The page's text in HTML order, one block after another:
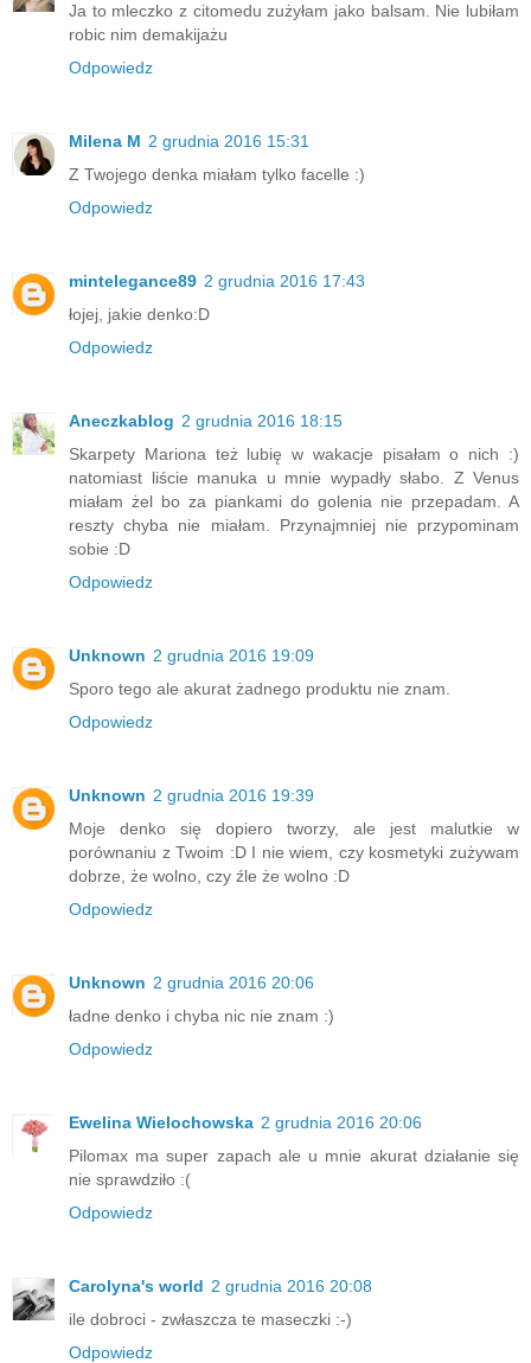
Ja to mleczko z citomedu zużyłam jako balsam. Nie lubiłam
robic nim demakijażu
Odpowiedz
Milena M 2 grudnia 2016 15:31
Z Twojego denka miałam tylko facelle :)
Odpowiedz
mintelegance89 2 grudnia 2016 17:43
łojej, jakie denko:D
Odpowiedz
Aneczkablog 2 grudnia 2016 18:15
Skarpety Mariona też lubię w wakacje pisałam o nich :)
natomiast liście manuka u mnie wypadły słabo. Z Venus
miałam żel bo za piankami do golenia nie przepadam. A
reszty chyba nie miałam. Przynajmniej nie przypominam
sobie :D
Odpowiedz
Unknown 2 grudnia 2016 19:09
Sporo tego ale akurat żadnego produktu nie znam.
Odpowiedz
Unknown 2 grudnia 2016 19:39
Moje denko się dopiero tworzy, ale jest malutkie w
porównaniu z Twoim :D I nie wiem, czy kosmetyki zużywam
dobrze, że wolno, czy źle że wolno :D
Odpowiedz
Unknown 2 grudnia 2016 20:06
ładne denko i chyba nic nie znam :)
Odpowiedz
Ewelina Wielochowska 2 grudnia 2016 20:06
Pilomax ma super zapach ale u mnie akurat działanie się
nie sprawdziło :(
Odpowiedz
Carolyna's world 2 grudnia 2016 20:08
ile dobroci - zwłaszcza te maseczki :-)
Odpowiedz